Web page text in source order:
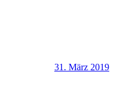
31. März 2019